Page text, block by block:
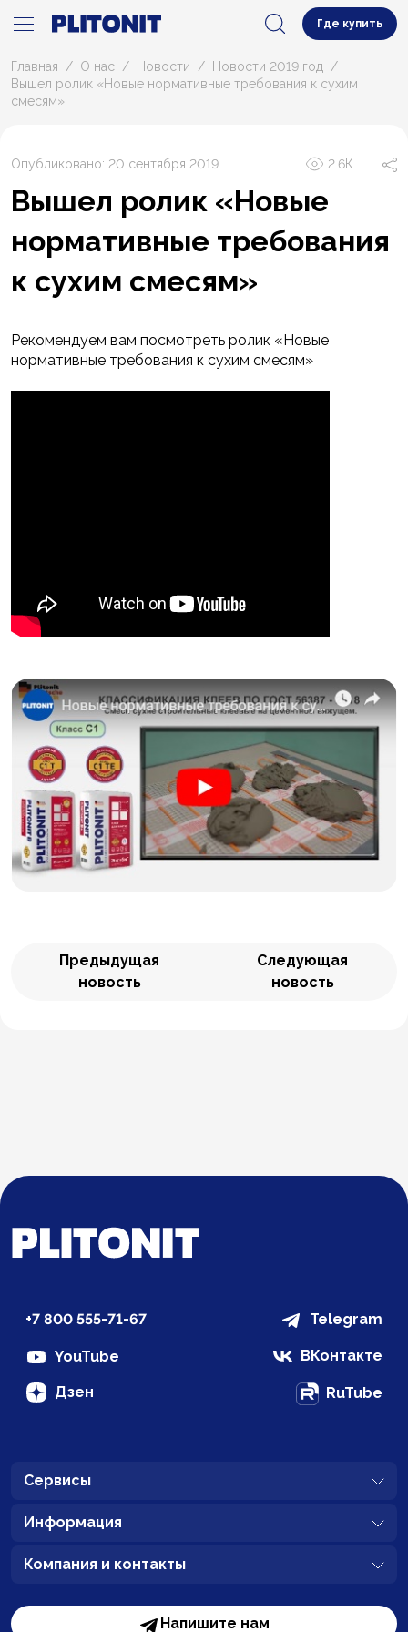
Где купить
Главная О нас Новости
Новости 2019 год
Вышел ролик «Новые нормативные требования к сухим
смесям»
Опубликовано: 20 сентября 2019 2.6К
Вышел ролик «Новые
нормативные требования
к сухим смесям»
Рекомендуем вам посмотреть ролик «Новые
нормативные требования к сухим смесям»
Предыдущая
новость
Следующая
новость
+7 800 555-71-67 Telegram
YouTube ВКонтакте
Дзен RuTube
Сервисы
Информация
Компания и контакты
Напишите нам